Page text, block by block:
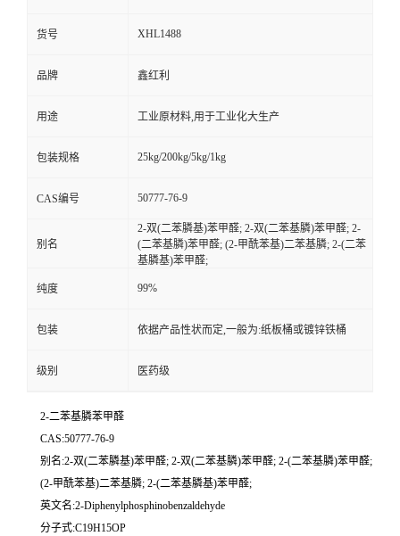
货号 XHL1488
品牌 鑫红利
用途 工业原材料,用于工业化大生产
包装规格 25kg/200kg/5kg/1kg
CAS编号 50777-76-9
别名
2-双(二苯膦基)苯甲醛; 2-双(二苯基膦)苯甲醛; 2-
(二苯基膦)苯甲醛; (2-甲酰苯基)二苯基膦; 2-(二苯
基膦基)苯甲醛;
纯度 99%
包装 依据产品性状而定,一般为:纸板桶或镀锌铁桶
级别 医药级
2-二苯基膦苯甲醛
CAS:50777-76-9
别名:2-双(二苯膦基)苯甲醛; 2-双(二苯基膦)苯甲醛; 2-(二苯基膦)苯甲醛;
(2-甲酰苯基)二苯基膦; 2-(二苯基膦基)苯甲醛;
英文名:2-Diphenylphosphinobenzaldehyde
分子式:C19H15OP